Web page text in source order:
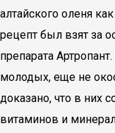
алтайского оленя
рецепт был взят за
препарата
молодых, еще не
доказано, что в них
витаминов и